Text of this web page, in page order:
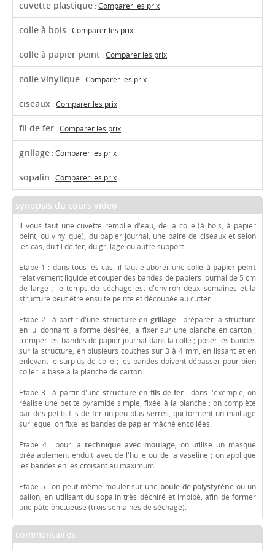
cuvette plastique :Comparer les prix
colle à bois :Comparer les prix
colle à papier peint :Comparer les prix
colle vinylique :Comparer les prix
ciseaux :Comparer les prix
fil de fer :Comparer les prix
grillage :Comparer les prix
sopalin :Comparer les prix
synopsis du cours video
Il vous faut une cuvette remplie d'eau, de la colle (à bois, à papier
peint, ou vinylique), du papier journal, une paire de ciseaux et selon
les cas, du fil de fer, du grillage ou autre support.
Etape 1 : dans tous les cas, il faut élaborer unecolle à papier peint
relativement liquide et couper des bandes de papiers journal de 5 cm
de large ; le temps de séchage est d'environ deux semaines et la
structure peut être ensuite peinte et découpée au cutter.
Etape 2 : à partir d'une structure en grillage :préparer la structure
en lui donnant la forme désirée, la fixer sur une planche en carton ;
tremper les bandes de papier journal dans la colle ; poser les bandes
sur la structure, en plusieurs couches sur 3 à 4 mm, en lissant et en
enlevant le surplus de colle ; les bandes doivent dépasser pour bien
coller la base à la planche de carton.
Etape 3 : à partir d'une structure en fils de fer :dans l'exemple, on
réalise une petite pyramide simple, fixée à la planche ; on complète
par des petits fils de fer un peu plus serrés, qui forment un maillage
sur lequel on fixe les bandes de papier mâché encollées.
Etape 4 : pour latechnique avec moulage,on utilise un masque
préalablement enduit avec de l'huile ou de la vaseline ; on applique
les bandes en les croisant au maximum.
Etape 5 : on peut même mouler sur une boule de polystyrène ou un
ballon, en utilisant du sopalin très déchiré et imbibé, afin de former
une pâte onctueuse (trois semaines de séchage).
commentaires